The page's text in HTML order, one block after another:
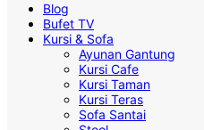
Blog
Bufet TV
Kursi & Sofa
Ayunan Gantung
Kursi Cafe
Kursi Taman
Kursi Teras
Sofa Santai